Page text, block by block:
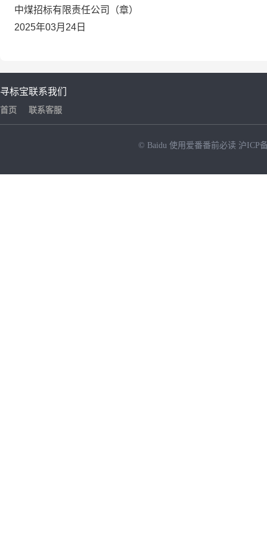
中煤招标有限责任公司（章）
2025年03月 24 日
寻标宝
首页
联系我们
联系客服
© Baidu 使用爱番番前必读 沪ICP